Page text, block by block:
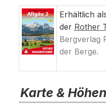
Erhältlich
der Rother
Bergverlag
der Berge.
Karte &